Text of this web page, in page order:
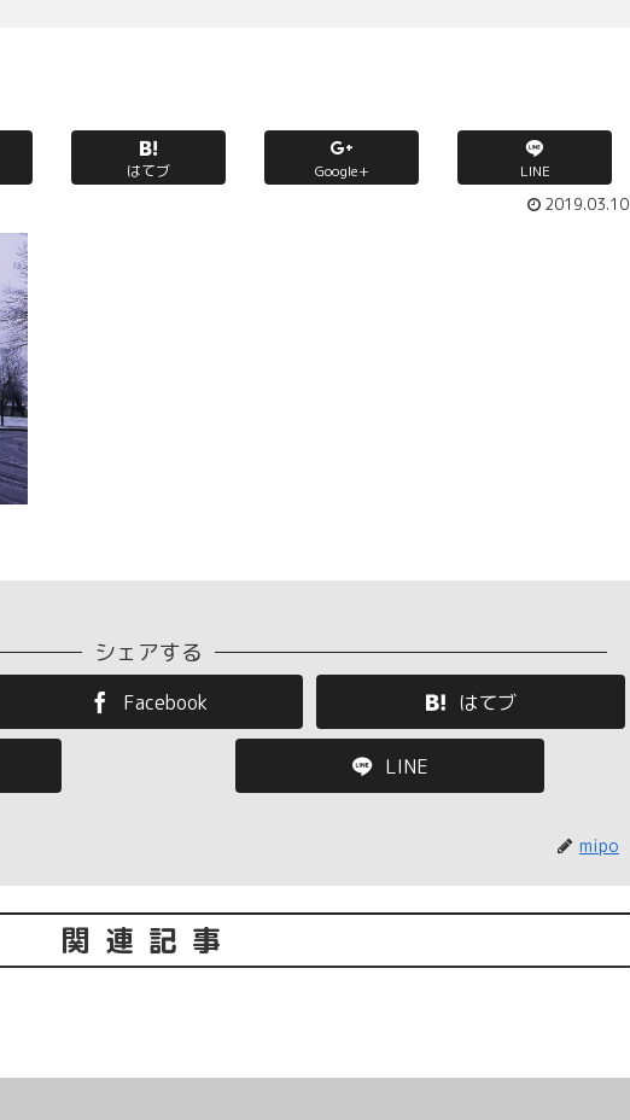
はてブ Google+ LINE
2019.03.10
シェアする
Facebook はてブ
LINE
mipo
関連記事